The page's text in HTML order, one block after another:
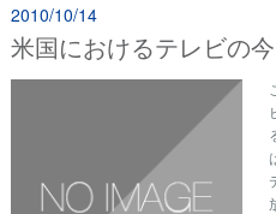
2010/10/14
米国におけるテレビの今